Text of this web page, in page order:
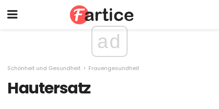
ad
Schönheit und Gesundheit Frauengesundheit
Hautersatz